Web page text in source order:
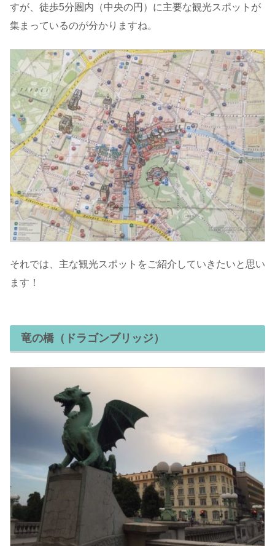
すが、徒歩5分圏内（中央の円）に主要な観光スポットが
集まっているのが分かりますね。
それでは、主な観光スポットをご紹介していきたいと思い
ます！
竜の橋（ドラゴンブリッジ）